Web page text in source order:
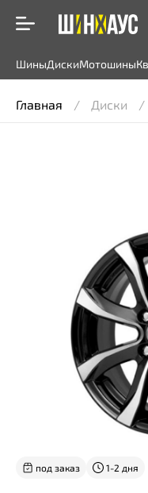
ШиныДискиМотошины
Главная Диски
под заказ 1-2 дня